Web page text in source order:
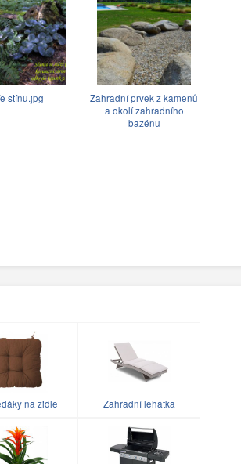
stínu.jpg
Zahradní prvek z kamenů
a okolí zahradního
bazénu
na židle Zahradní lehátka